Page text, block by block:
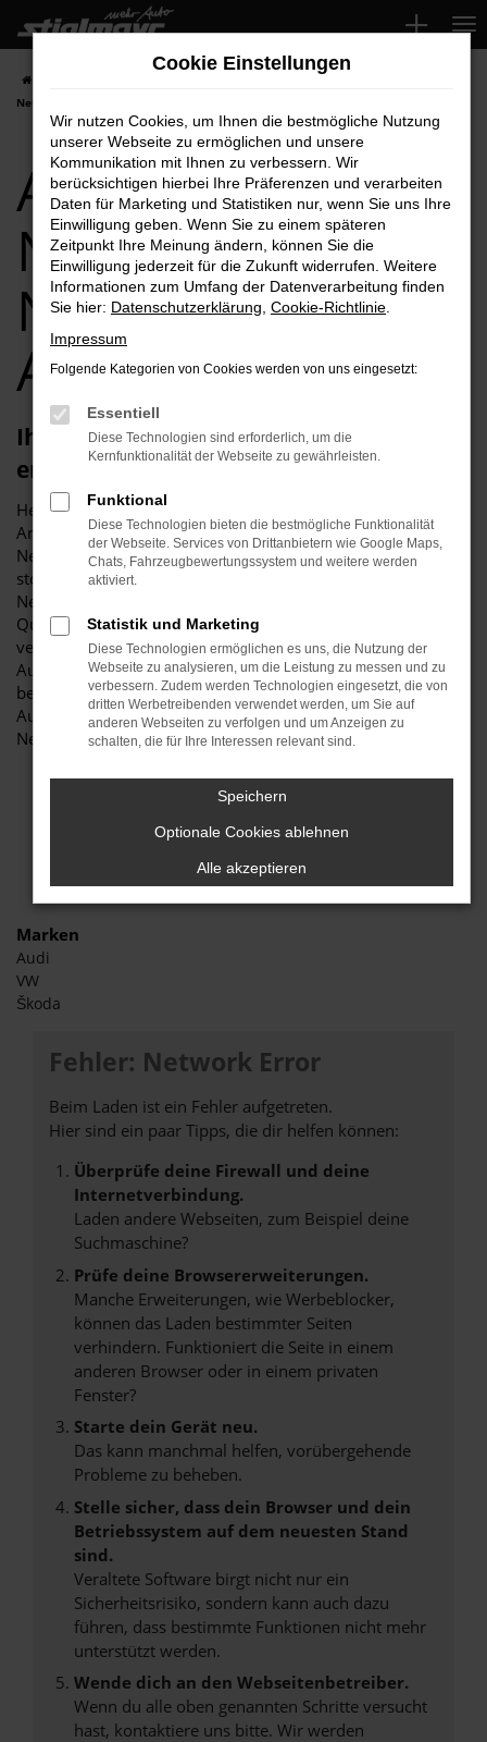
Zum
Hauptinhalt
springen
Neuburg Top-Angebote
Audi Q2
Neuwagen für
Neuburg Top-
Angebote
Ihren Audi Q2 Neuwagen für Neuburg
erhalten Sie im Autohaus Stiglmayr
Herzlich willkommen bei Autohaus Stiglmayr – Ihre erste
Anlaufstelle für exzellente Audi Q2 Neuwagen Fahrzeuge für
Neuburg und Umgebung! Unser renommiertes Autohaus ist
stolz darauf, Ihnen eine herausragende Auswahl an Audi Q2
Neuwagen zu präsentieren, die höchste Standards in Sachen
Qualität und Leistung erfüllen. Wir sind seit Jahren Ihr
vertrauenswürdiger Partner, wenn es um erstklassige
Automobile geht. Erfahren Sie mehr über unsere
beeindruckende Audi Q2 Neuwagen Flotte und warum
Autohaus Stiglmayr die bevorzugte Adresse für Audi Q2
Neuwagen Liebhaber ist.
Marken
Audi
VW
Škoda
Fehler: Network Error
Beim Laden ist ein Fehler aufgetreten.
Hier sind ein paar Tipps, die dir helfen können:
Überprüfe deine Firewall und deine
Internetverbindung.
Laden andere Webseiten, zum Beispiel deine
Suchmaschine?
Prüfe deine Browsererweiterungen.
Manche Erweiterungen, wie Werbeblocker,
können das Laden bestimmter Seiten
verhindern. Funktioniert die Seite in einem
anderen Browser oder in einem privaten
Fenster?
Starte dein Gerät neu.
Das kann manchmal helfen, vorübergehende
Probleme zu beheben.
Stelle sicher, dass dein Browser und dein
Betriebssystem auf dem neuesten Stand
sind.
Veraltete Software birgt nicht nur ein
Sicherheitsrisiko, sondern kann auch dazu
führen, dass bestimmte Funktionen nicht mehr
unterstützt werden.
Wende dich an den Webseitenbetreiber.
Wenn du alle oben genannten Schritte versucht
hast, kontaktiere uns bitte. Wir werden
Cookie Einstellungen
Wir nutzen Cookies, um Ihnen die bestmögliche Nutzung
unserer Webseite zu ermöglichen und unsere
Kommunikation mit Ihnen zu verbessern. Wir
berücksichtigen hierbei Ihre Präferenzen und verarbeiten
Daten für Marketing und Statistiken nur, wenn Sie uns Ihre
Einwilligung geben. Wenn Sie zu einem späteren
Zeitpunkt Ihre Meinung ändern, können Sie die
Einwilligung jederzeit für die Zukunft widerrufen. Weitere
Informationen zum Umfang der Datenverarbeitung finden
Sie hier: Datenschutzerklärung Cookie-Richtlinie
Impressum
Folgende Kategorien von Cookies werden von uns eingesetzt:
Essentiell
Diese Technologien sind erforderlich, um die
Kernfunktionalität der Webseite zu gewährleisten.
Funktional
Diese Technologien bieten die bestmögliche Funktionalität
der Webseite. Services von Drittanbietern wie Google Maps,
Chats, Fahrzeugbewertungssystem und weitere werden
aktiviert.
Statistik und Marketing
Diese Technologien ermöglichen es uns, die Nutzung der
Webseite zu analysieren, um die Leistung zu messen und zu
verbessern. Zudem werden Technologien eingesetzt, die von
dritten Werbetreibenden verwendet werden, um Sie auf
anderen Webseiten zu verfolgen und um Anzeigen zu
schalten, die für Ihre Interessen relevant sind.
Speichern
Optionale Cookies ablehnen
Alle akzeptieren